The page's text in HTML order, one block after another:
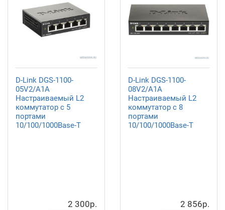
D-Link DGS-1100-
05V2/A1A
Настраиваемый L2
коммутатор с 5
портами
10/100/1000Base-T
2 300р.
D-Link DGS-1100-
08V2/A1A
Настраиваемый L2
коммутатор с 8
портами
10/100/1000Base-T
2 856р.